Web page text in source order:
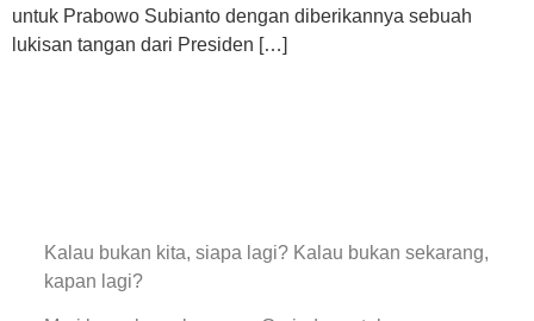
untuk Prabowo Subianto dengan diberikannya sebuah
lukisan tangan dari Presiden […]
Kalau bukan kita, siapa lagi? Kalau bukan sekarang,
kapan lagi?